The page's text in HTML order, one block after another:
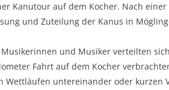
Kanutour auf dem Kocher. Nach
und Zuteilung der Kanus in
Musikerinnen und Musiker verteilten
Fahrt auf dem Kocher
Wettläufen untereinander oder kurzen